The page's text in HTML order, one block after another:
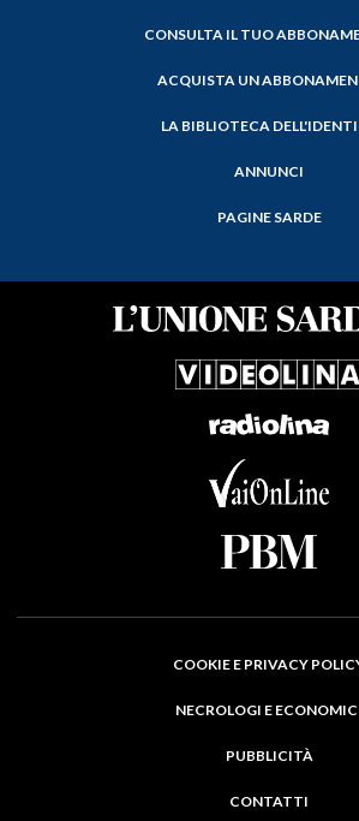
CONSULTA IL TUO
ACQUISTA UN
LA BIBLIOTECA
ANNUNCI
PAGINE SARDE
COOKIE E PRIVACY
NECROLOGI E
PUBBLICITÀ
CONTATTI